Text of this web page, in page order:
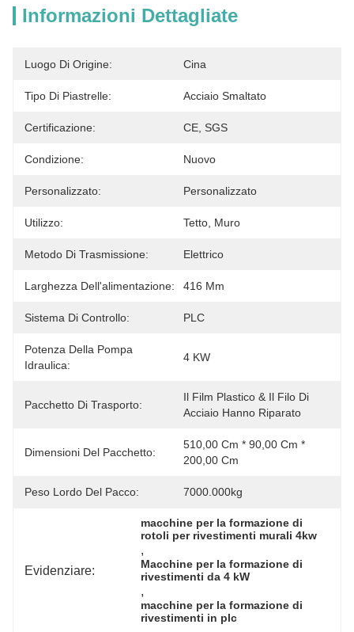
Informazioni Dettagliate
Luogo Di Origine: Cina
Tipo Di Piastrelle: Acciaio Smaltato
Certificazione: CE, SGS
Condizione: Nuovo
Personalizzato: Personalizzato
Utilizzo: Tetto, Muro
Metodo Di Trasmissione: Elettrico
Larghezza Dell'alimentazione: 416 Mm
Sistema Di Controllo: PLC
Potenza Della Pompa
Idraulica:
4 KW
Pacchetto Di Trasporto:
Il Film Plastico & Il Filo Di
Acciaio Hanno Riparato
Dimensioni Del Pacchetto:
510,00 Cm * 90,00 Cm *
200,00 Cm
Peso Lordo Del Pacco: 7000.000kg
Evidenziare:
macchine per la formazione di
rotoli per rivestimenti murali 4kw
,
Macchine per la formazione di
rivestimenti da 4 kW
,
macchine per la formazione di
rivestimenti in plc